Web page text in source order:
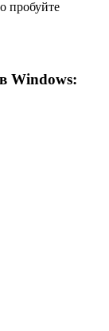
пробуйте
Windows: